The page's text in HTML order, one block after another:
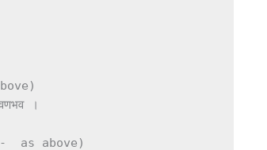
।
-  as above)